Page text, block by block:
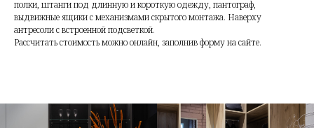
полки, штанги под длинную и короткую одежду, пантограф,
выдвижные ящики с механизмами скрытого монтажа. Наверху
антресоли с встроенной подсветкой.
Рассчитать стоимость можно онлайн, заполнив форму на сайте.